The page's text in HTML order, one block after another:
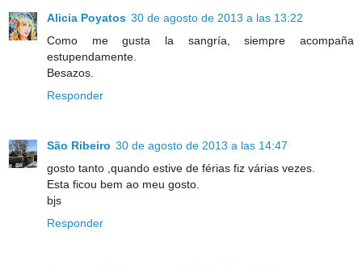
Alicia Poyatos 30 de agosto de 2013 a las 13:22
Como me gusta la sangría, siempre acompaña
estupendamente.
Besazos.
Responder
São Ribeiro 30 de agosto de 2013 a las 14:47
gosto tanto ,quando estive de férias fiz várias vezes.
Esta ficou bem ao meu gosto.
bjs
Responder